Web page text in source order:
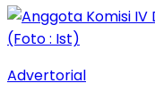
Advertorial